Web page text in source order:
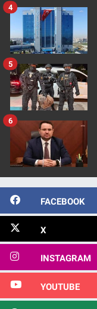
4
5
6
FACEBOOK
X
INSTAGRAM
YOUTUBE